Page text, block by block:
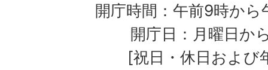
開庁時間：午前9時か
開庁日：月曜日か
[祝日・休日および